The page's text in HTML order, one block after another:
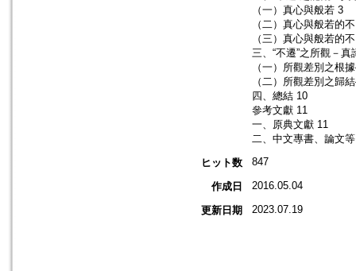
（一）真心與般若 3
（二）真心與般若的
（三）真心與般若的
三、“不遷”之所觀－真
（一）所觀差別之根
（二）所觀差別之歸
四、總結 10
參考文獻 11
一、原典文獻 11
二、中文專書、論文
ヒット数
847
作成日 2016.05.04
更新日期 2023.07.19